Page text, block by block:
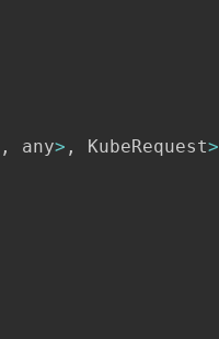
, any> , KubeRequest>